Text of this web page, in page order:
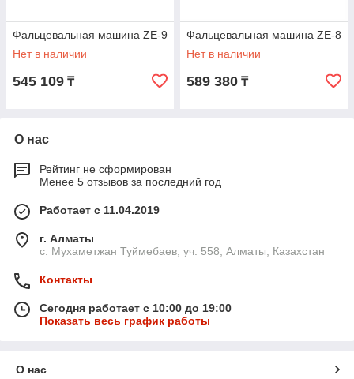
Фальцевальная машина ZE-9
Нет в наличии
545 109 ₸
Фальцевальная машина ZE-8
Нет в наличии
589 380 ₸
О нас
Рейтинг не сформирован
Менее 5 отзывов за последний год
Работает с 11.04.2019
г. Алматы
с. Мухаметжан Туймебаев, уч. 558, Алматы, Казахстан
Контакты
Сегодня работает с 10:00 до 19:00
Показать весь график работы
О нас